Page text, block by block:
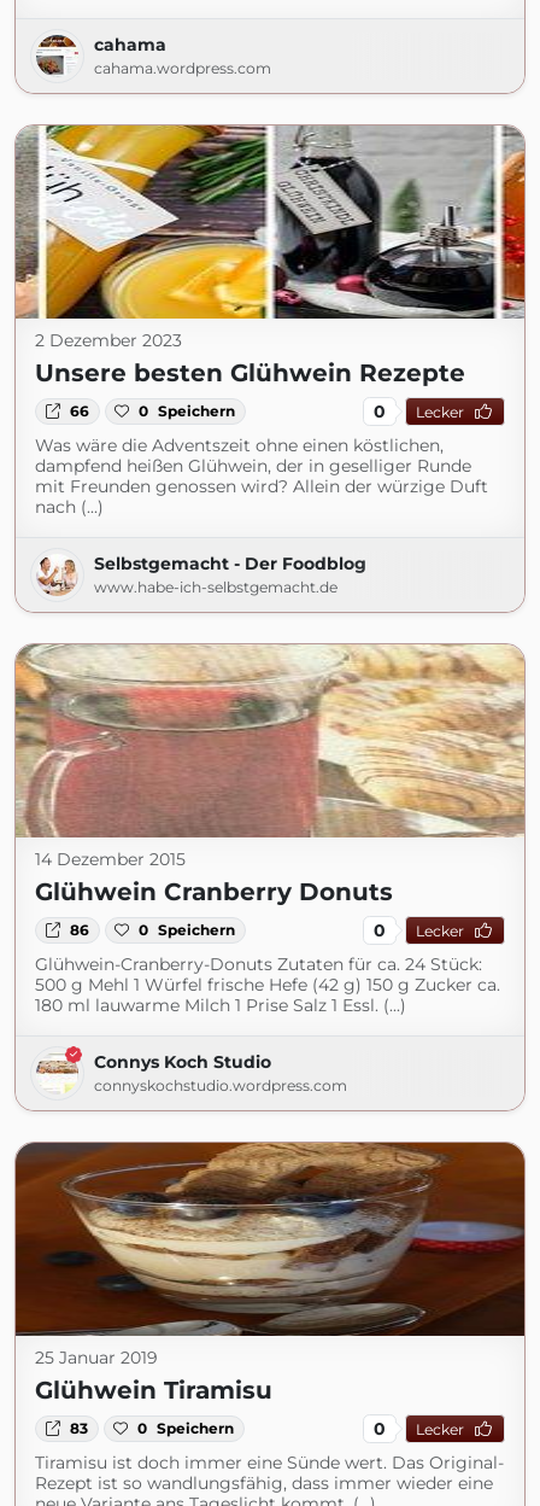
cahama
cahama.wordpress.com
2 Dezember 2023
Unsere besten Glühwein Rezepte
66 0 Speichern 0 Lecker
Was wäre die Adventszeit ohne einen köstlichen,
dampfend heißen Glühwein, der in geselliger Runde
mit Freunden genossen wird? Allein der würzige Duft
nach (...)
Selbstgemacht - Der Foodblog
www.habe-ich-selbstgemacht.de
14 Dezember 2015
Glühwein Cranberry Donuts
86 0 Speichern 0 Lecker
Glühwein-Cranberry-Donuts Zutaten für ca. 24 Stück:
500 g Mehl 1 Würfel frische Hefe (42 g) 150 g Zucker ca.
180 ml lauwarme Milch 1 Prise Salz 1 Essl. (...)
Connys Koch Studio
connyskochstudio.wordpress.com
25 Januar 2019
Glühwein Tiramisu
83 0 Speichern 0 Lecker
Tiramisu ist doch immer eine Sünde wert. Das Original-
Rezept ist so wandlungsfähig, dass immer wieder eine